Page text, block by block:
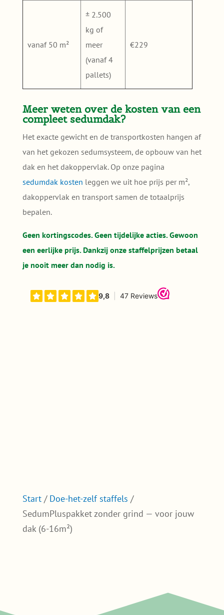
vanaf 50 m²
± 2.500
kg of
meer
(vanaf 4
pallets)
€229
Meer weten over de kosten van een
compleet sedumdak?
Het exacte gewicht en de transportkosten hangen af
van het gekozen sedumsysteem, de opbouw van het
dak en het dakoppervlak. Op onze pagina
sedumdak kosten leggen we uit hoe prijs per m²,
dakoppervlak en transport samen de totaalprijs
bepalen.
Geen kortingscodes. Geen tijdelijke acties. Gewoon
een eerlijke prijs. Dankzij onze staffelprijzen betaal
je nooit meer dan nodig is.
Start/ Doe-het-zelf staffels /
SedumPluspakket zonder grind — voor jouw
dak (6-16m²)